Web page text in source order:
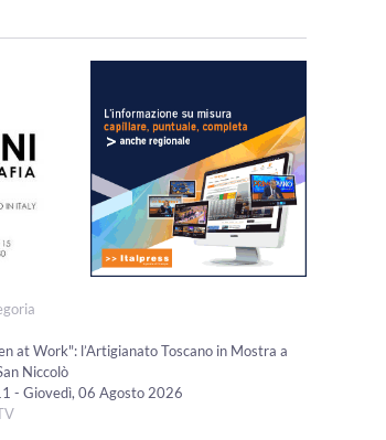
at Work": l’Artigianato Toscano in Mostra a
Niccolò
- Giovedì, 06 Agosto 2026